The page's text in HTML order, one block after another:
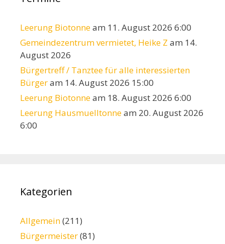
Leerung Biotonneam 11. August 2026 6:00
Gemeindezentrum vermietet, Heike Z am 14.
August 2026
Bürgertreff / Tanztee für alle interessierten
Bürgeram 14. August 2026 15:00
Leerung Biotonneam 18. August 2026 6:00
Leerung Hausmuelltonneam 20. August 2026
6:00
Kategorien
Allgemein(211)
Bürgermeister(81)